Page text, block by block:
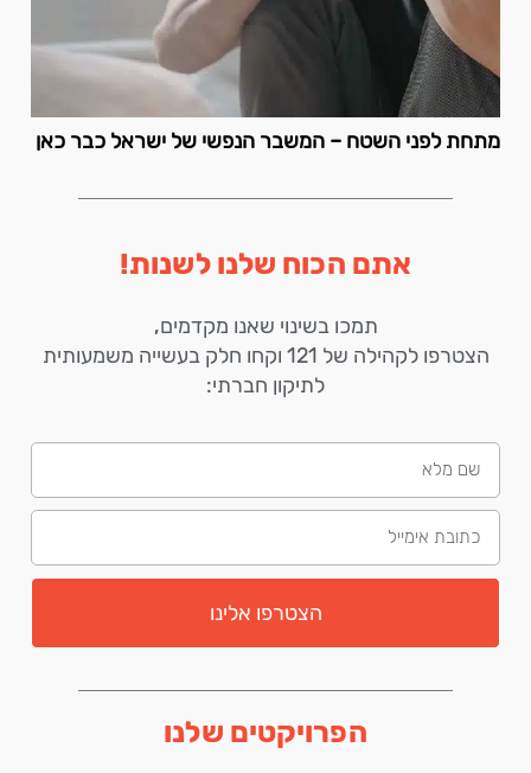
מתחת לפני השטח – המשבר הנפשי של ישראל כבר כאן
אתם הכוח שלנו לשנות!
תמכו בשינוי שאנו מקדמים,
הצטרפו לקהילה של 121 וקחו חלק בעשייה משמעותית
לתיקון חברתי:
הצטרפו אלינו
הפרויקטים שלנו